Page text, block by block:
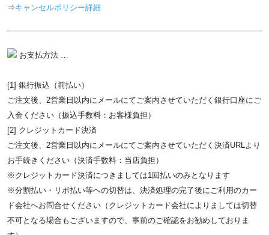
⇒キャンセルポリシー詳細
お支払方法 …
[1] 銀行振込（前払い）
ご注文後、2営業日以内にメールにてご案内させていただく銀行口座にご
入金ください（振込手数料：お客様負担）
[2] クレジットカード決済
ご注文後、2営業日以内にメールにてご案内させていただく決済URLより
お手続きください（決済手数料：当店負担）
※クレジットカード決済につきましては1回払いのみとなります
※分割払い・リボ払い等への切替は、決済処理の完了後にご利用のカー
ド会社へお問合せください（クレジットカード会社によりましては切替
不可となる場合もございますので、事前のご確認をお勧めしておりま